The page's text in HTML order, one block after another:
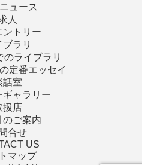
ュース
人
ントリー
ブラリ
のライブラリ
定番エッセイ
話室
ギャラリー
扱店
のご案内
合せ
US
マップ